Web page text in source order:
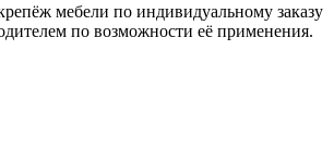
мебели по индивидуальному заказу
по возможности её применения.